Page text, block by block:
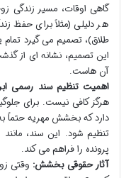
گاهی اوقات، مسیر زندگی
هر دلیلی (مثلاً برای حفظ
طلاق)، تصمیم می گیرد تمام
این تصمیم، نشانه ای از
آن هاست.
اهمیت تنظیم سند رسمی
هرگز کافی نیست. برای
دارد که بخشش مهریه حتماً
تنظیم شود. این سند،
پرونده را فراهم می کند.
آثار حقوقی بخشش: وقتی